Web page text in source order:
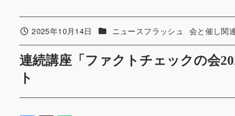
連続講座「ファクトチェックの会
ト
投稿日2025年10月14日 カテゴリー
ニュースフラッシュ カテゴリー
会と催し関